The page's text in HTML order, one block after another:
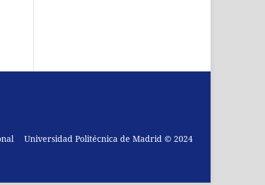
Universidad Politécnica de Madrid © 2024